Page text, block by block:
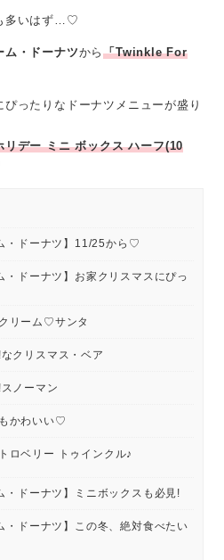
多いはず…♡
ム・ドーナツから「Twinkle For
ぴったりなドーナツメニューが盛り
リデー ミニ ボックス ハーフ(10
・ドーナツ】11/25から♡
・ドーナツ】お家クリスマスにぴっ
リーム♡サンタ
クリスマス・ベア
ノーマン
かわいい♡
ロベリー トゥインクル♪
・ドーナツ】ミニボックスも必見!
・ドーナツ】この冬、絶対食べたい